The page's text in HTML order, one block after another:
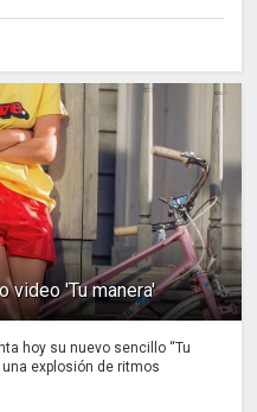
video 'Tu manera'
hoy su nuevo sencillo “Tu
explosión de ritmos